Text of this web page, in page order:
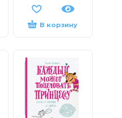
В корзину